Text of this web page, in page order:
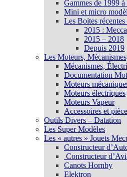
Gammes de 1999
Mini et micro
Les Boites
2015 :
2015 – 2018
Depuis 2019
Les Moteurs,
Mécanismes,
Documentation
Moteurs
Moteurs électriques
Moteurs Vapeur
Accessoires et
Outils Divers – Datation
Les Super Modèles
Les « autres » Jouets
Constructeur
Constructeur
Canots Hornby
Elektron